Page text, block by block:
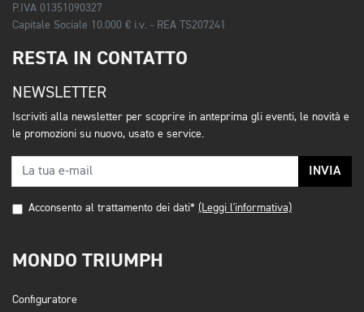
P.IVA 01351090327
Capitale Sociale 10.000 € i.v. - REA TS207241
RESTA IN CONTATTO
NEWSLETTER
Iscriviti alla newsletter per scoprire in anteprima gli eventi, le novità e
le promozioni su nuovo, usato e service.
INVIA
Acconsento al trattamento dei dati* (Leggi l'informativa)
MONDO TRIUMPH
Configuratore